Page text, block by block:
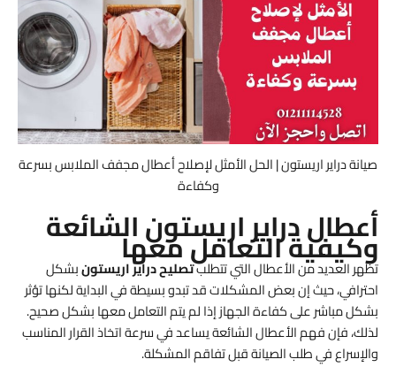
صيانة دراير اريستون | الحل الأمثل لإصلاح أعطال مجفف الملابس بسرعة
وكفاءة
أعطال دراير اريستون الشائعة
وكيفية التعامل معها
تظهر العديد من الأعطال التي تتطلبتصليح دراير اريستونبشكل
احترافي، حيث إن بعض المشكلات قد تبدو بسيطة في البداية لكنها تؤثر
بشكل مباشر على كفاءة الجهاز إذا لم يتم التعامل معها بشكل صحيح.
لذلك، فإن فهم الأعطال الشائعة يساعد في سرعة اتخاذ القرار المناسب
والإسراع في طلب الصيانة قبل تفاقم المشكلة.